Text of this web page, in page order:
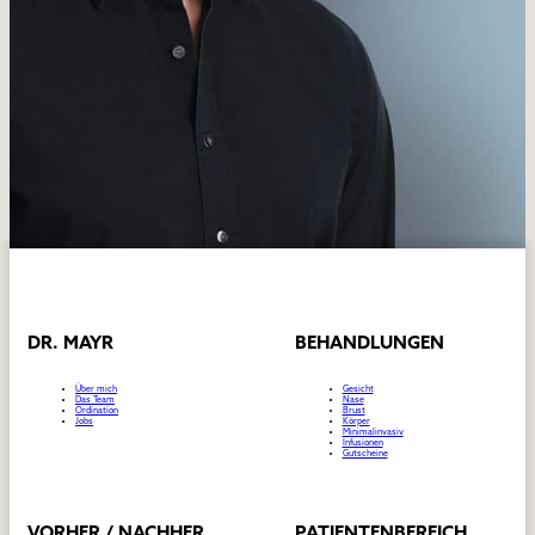
PERFEKTE ERFAHRUNG – UNEINGESCHRÄNKT EMPFEHLENSWERT
Ich habe mich für eine Nasenoperation bei Dr. Mayr
entschieden und kann nur sagen: Es war die beste
professionell. Dr. Mayr hat sich viel Zeit genommen, um
auf meine Wünsche und Sorgen einzugehen. Mit seinem
freundlich und fürsorglich. Das Ergebnis übertrifft meine
Erwartungen bei Weitem! Meine Nase sieht nicht nur
DR. MAYR
Über mich
Das Team
Ordination
Jobs
BEHANDLUNGEN
Gesicht
Nase
Brust
Körper
Minimalinvasiv
Infusionen
Gutscheine